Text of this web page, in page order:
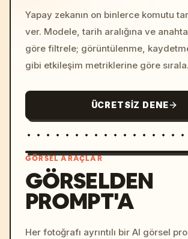
Yapay zekanın on binlerce komutu
ver. Modele, tarih aralığına ve
göre filtrele; görüntülenme,
gibi etkileşim metriklerine göre sırala.
ÜCRETSIZ DENE
colors, 8k
GÖRSEL ARAÇLAR
GÖRSELDEN
PROMPT'A
Her fotoğrafı ayrıntılı bir AI görsel